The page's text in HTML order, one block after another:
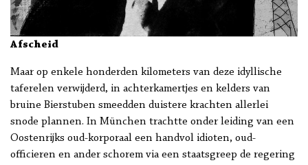
Afscheid
Maar op enkele honderden kilometers van deze idyllische
taferelen verwijderd, in achterkamertjes en kelders van
bruine Bierstuben smeedden duistere krachten allerlei
snode plannen. In München trachtte onder leiding van een
Oostenrijks oud-korporaal een handvol idioten, oud-
officieren en ander schorem via een staatsgreep de regering